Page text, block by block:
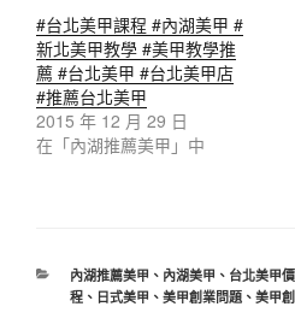
#台北美甲課程 #內湖美甲 #
新北美甲教學 #美甲教學推
薦 #台北美甲 #台北美甲店
#推薦台北美甲
2015 年 12 月 29 日
在「內湖推薦美甲」中
分
類
內湖推薦美甲 、 內湖美甲 、 台北美甲
程、 日式美甲 、 美甲創業問題、 美甲